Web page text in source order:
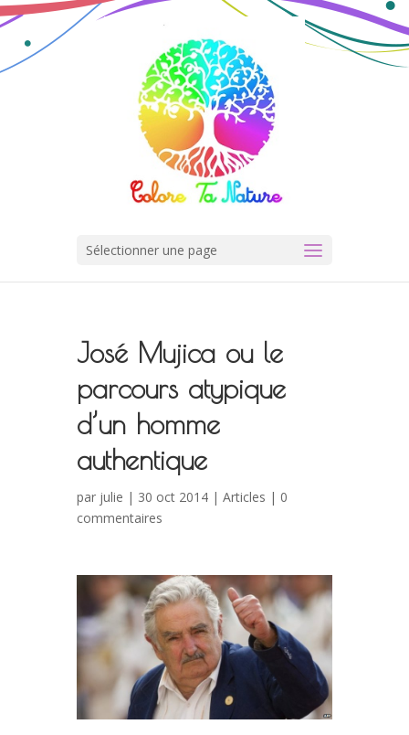
Sélectionner une page
José Mujica ou le
parcours atypique
d’un homme
authentique
par julie | 30 oct 2014 | Articles | 0
commentaires